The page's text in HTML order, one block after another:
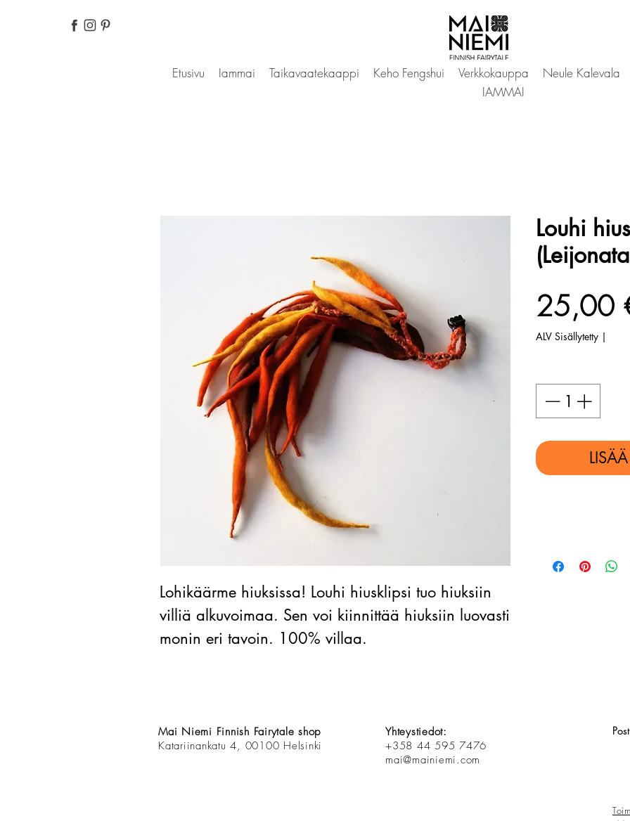
Etusivu Iammai Taikavaatekaappi Keho Fengshui Verkkokauppa Neule Kalevala
IAMMAI
Lohikäärme hiuksissa! Louhi hiusklipsi tuo hiuksiin
villiä alkuvoimaa. Sen voi kiinnittää hiuksiin luovasti
monin eri tavoin. 100% villaa.
Louhi
25,00
ALV Sisällytetty |
Mai Niemi Finnish Fairytale shop
Katariinankatu 4, 00100 Helsinki
Yhteystiedot:
+358 44 595 7476
mai@mainiemi.com